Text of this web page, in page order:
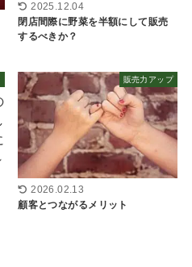
2025.12.04
閉店間際に野菜を半額にして販売
するべきか？
販売力アップ
2026.02.13
顧客とつながるメリット